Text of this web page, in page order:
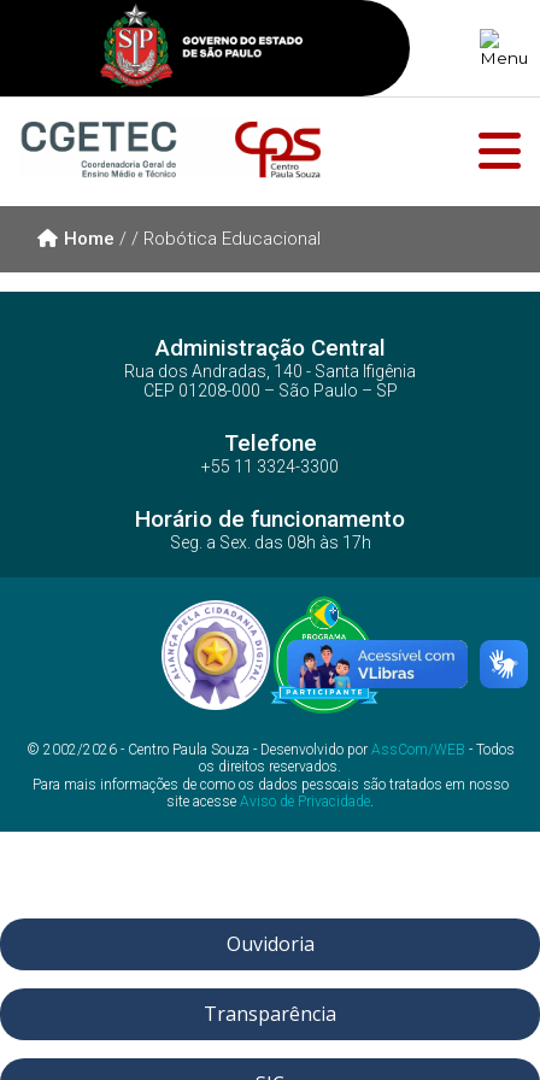
Home / / Robótica Educacional
Administração Central
Rua dos Andradas, 140 - Santa Ifigênia
CEP 01208-000 – São Paulo – SP
Telefone
+55 11 3324-3300
Horário de funcionamento
Seg. a Sex. das 08h às 17h
© 2002/2026 - Centro Paula Souza - Desenvolvido por AssCom/WEB - Todos
os direitos reservados.
Para mais informações de como os dados pessoais são tratados em nosso
site acesse Aviso de Privacidade.
Ouvidoria
Transparência